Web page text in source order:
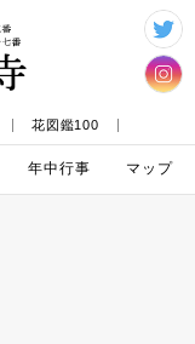
花図鑑100
年中行事 マップ